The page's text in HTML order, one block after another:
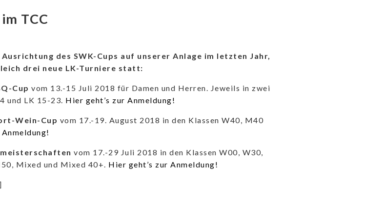
TCC
des SWK-Cups auf unserer Anlage im letzten Jahr,
drei neue LK-Turniere statt:
Cup vom 13.-15 Juli 2018 für Damen und Herren. Jeweils in zwei
und LK 15-23. Hier geht’s zur Anmeldung!
Wein-Cup vom 17.-19. August 2018 in den Klassen W40, M40
vom 17.-29 Juli 2018 in den Klassen W00, W30,
Mixed und Mixed 40+. Hier geht’s zur Anmeldung!